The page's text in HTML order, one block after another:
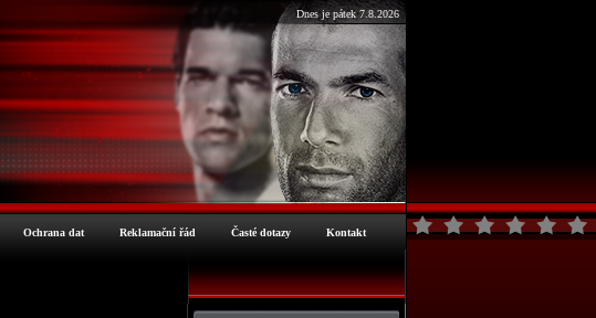
Dnes je pátek 7.8.2026
Ochrana dat Reklamační řád Časté dotazy Kontakt